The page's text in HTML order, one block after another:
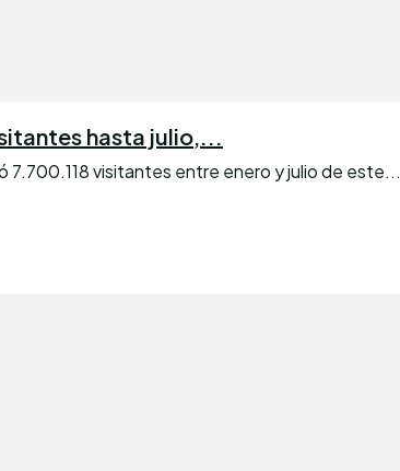
hasta julio,...
7.700.118 visitantes entre enero y julio de este...